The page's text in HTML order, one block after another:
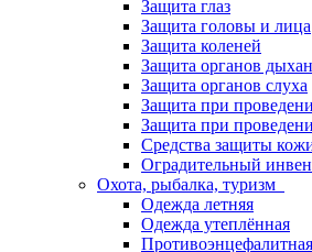
Защита глаз
Защита головы и лица
Защита коленей
Защита органов
Защита органов слуха
Защита при
Защита при
Средства защиты
Оградительный
Охота, рыбалка, туризм
Одежда летняя
Одежда утеплённая